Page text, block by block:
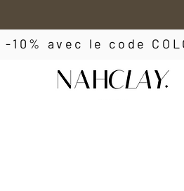
-10% avec le code